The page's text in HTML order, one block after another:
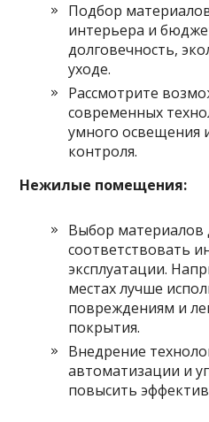
Подбор
интерьера и
долговечность,
уходе.
Рассмотрите
современных
умного освещения
контроля.
Нежилые помещения:
Выбор материалов
соответствовать
эксплуатации.
местах лучше
повреждениям и
покрытия.
Внедрение
автоматизации и
повысить